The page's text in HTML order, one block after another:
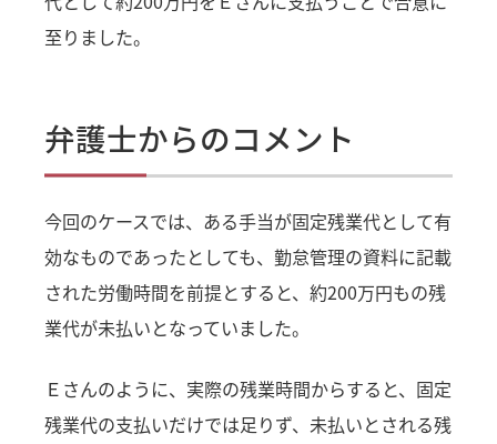
至りました。
弁護士からのコメント
今回のケースでは、ある手当が固定残業代として有
効なものであったとしても、勤怠管理の資料に記載
された労働時間を前提とすると、約200万円もの残
業代が未払いとなっていました。
Ｅさんのように、実際の残業時間からすると、固定
残業代の支払いだけでは足りず、未払いとされる残